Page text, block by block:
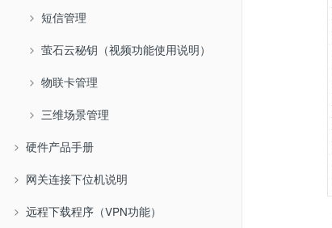
短信管理
萤石云秘钥（视频功能使用说明）
物联卡管理
三维场景管理
硬件产品手册
网关连接下位机说明
远程下载程序（VPN功能）